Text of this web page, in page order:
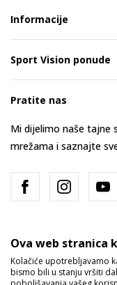
Informacije
Sport Vision ponude
Pratite nas
Mi dijelimo naše tajne
mrežama i saznajte
Bosna i
Ova web stranica
Kolačiće upotrebljavamo
bismo bili u stanju vršiti